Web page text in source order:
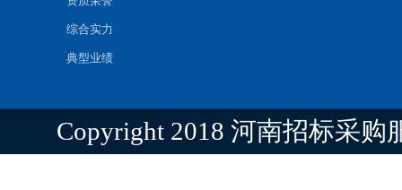
综合实力
典型业绩
Copyright 2018 河南招标采